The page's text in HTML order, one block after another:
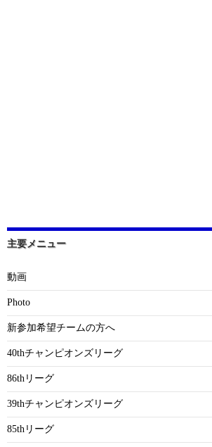
主要メニュー
動画
Photo
新参加希望チームの方へ
40thチャンピオンズリーグ
86thリーグ
39thチャンピオンズリーグ
85thリーグ